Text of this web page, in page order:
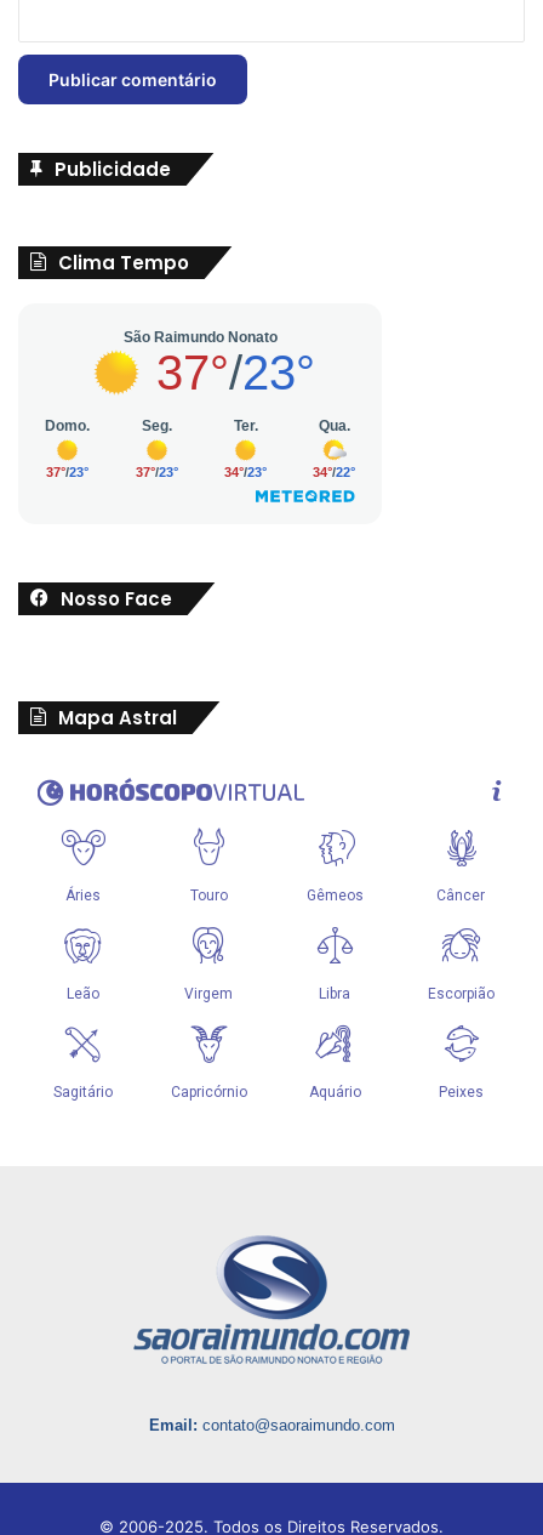
Publicidade
Clima Tempo
Nosso Face
Mapa Astral
Email: contato@saoraimundo.com
© 2006-2025. Todos os Direitos Reservados.